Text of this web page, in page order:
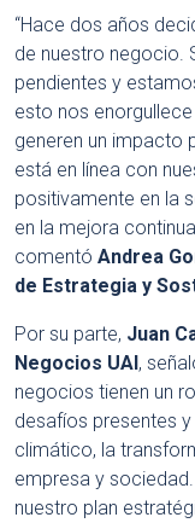
“Hace dos años
de nuestro negocio.
pendientes y
esto nos
generen un impacto
está en línea con
positivamente en la
en la mejora
comentó Andrea
de Estrategia y
Por su parte, Juan
Negocios UAI,
negocios tienen un
desafíos presentes
climático, la
empresa y
nuestro plan